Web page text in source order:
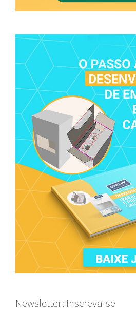
Newsletter: Inscreva-se